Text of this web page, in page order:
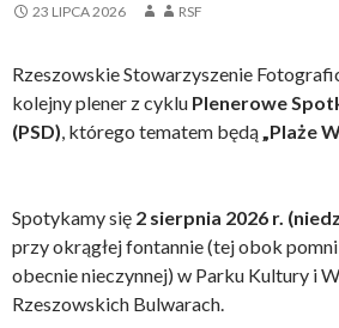
23 LIPCA 2026 RSF
Rzeszowskie Stowarzyszenie
kolejny plener z cyklu Plenerowe
(PSD), którego tematem będą„Plaże
Spotykamy się 2 sierpnia 2026 r.
przy okrągłej fontannie (tej obok
obecnie nieczynnej) w Parku Kultury i
Rzeszowskich Bulwarach.